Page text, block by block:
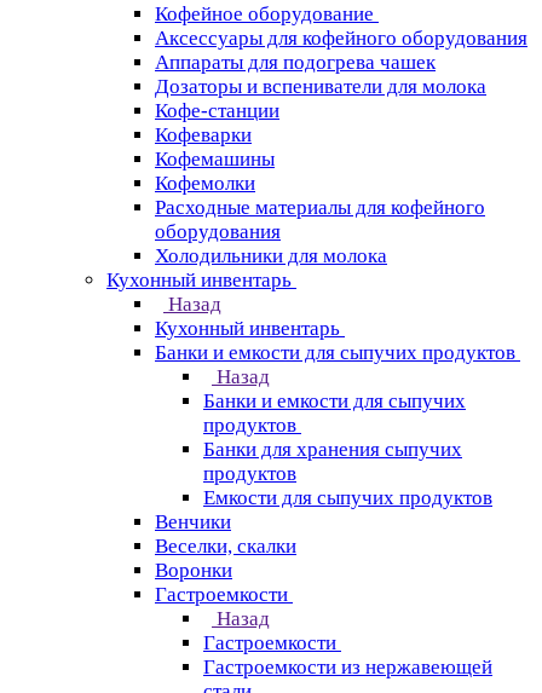
Кофейное оборудование
Аксессуары для кофейного оборудования
Аппараты для подогрева чашек
Дозаторы и вспениватели для молока
Кофе-станции
Кофеварки
Кофемашины
Кофемолки
Расходные материалы для кофейного
оборудования
Холодильники для молока
Кухонный инвентарь
Назад
Кухонный инвентарь
Банки и емкости для сыпучих продуктов
Назад
Банки и емкости для сыпучих
продуктов
Банки для хранения сыпучих
продуктов
Емкости для сыпучих продуктов
Венчики
Веселки, скалки
Воронки
Гастроемкости
Назад
Гастроемкости
Гастроемкости из нержавеющей